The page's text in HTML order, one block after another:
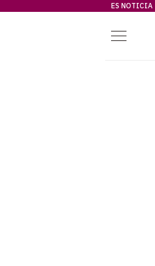
ES NOTICIA
Menú